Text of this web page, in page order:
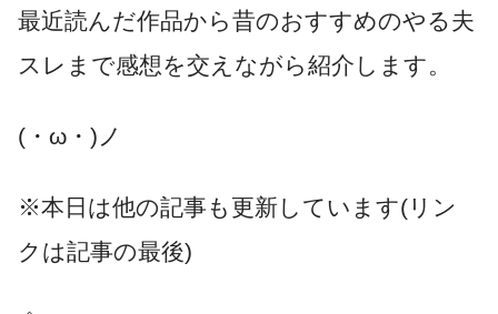
最近読んだ作品から昔のおすすめのやる夫
スレまで感想を交えながら紹介します。
(・ω・)ノ
※本日は他の記事も更新しています(リン
クは記事の最後)